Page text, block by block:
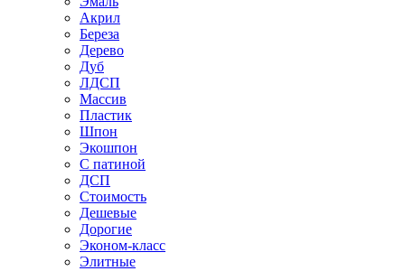
Акрил
Береза
Дерево
Дуб
ЛДСП
Массив
Пластик
Шпон
Экошпон
С патиной
ДСП
Стоимость
Дешевые
Дорогие
Эконом-класс
Элитные